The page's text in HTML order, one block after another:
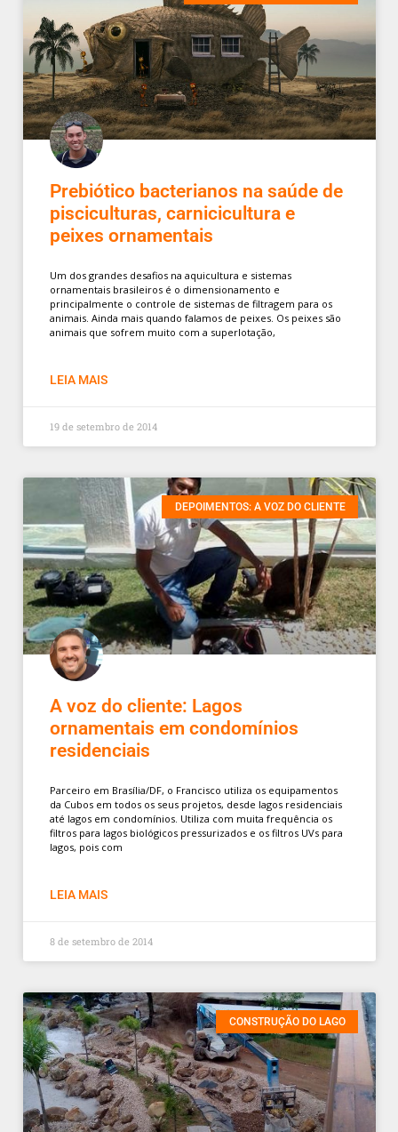
Prebiótico bacterianos na saúde de
pisciculturas, carnicicultura e
peixes ornamentais
Um dos grandes desafios na aquicultura e sistemas
ornamentais brasileiros é o dimensionamento e
principalmente o controle de sistemas de filtragem para os
animais. Ainda mais quando falamos de peixes. Os peixes são
animais que sofrem muito com a superlotação,
LEIA MAIS
19 de setembro de 2014
DEPOIMENTOS: A VOZ DO CLIENTE
A voz do cliente: Lagos
ornamentais em condomínios
residenciais
Parceiro em Brasília/DF, o Francisco utiliza os equipamentos
da Cubos em todos os seus projetos, desde lagos residenciais
até lagos em condomínios. Utiliza com muita frequência os
filtros para lagos biológicos pressurizados e os filtros UVs para
lagos, pois com
LEIA MAIS
8 de setembro de 2014
CONSTRUÇÃO DO LAGO